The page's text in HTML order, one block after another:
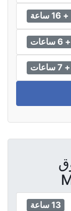
+ 16 ساعة
+ 6 ساعات
+ 7 ساعات
13 ساعة